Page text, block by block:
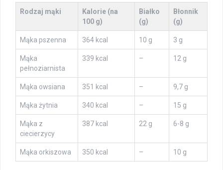
Rodzaj mąki
Kalorie (na
100 g)
Białko
(g)
Błonnik
(g)
Mąka pszenna 364 kcal 10 g 3 g
Mąka
pełnoziarnista
339 kcal – 12 g
Mąka owsiana 351 kcal – 9,7 g
Mąka żytnia 340 kcal – 15 g
Mąka z
ciecierzycy
387 kcal 22 g 6-8 g
Mąka orkiszowa 350 kcal – 10 g